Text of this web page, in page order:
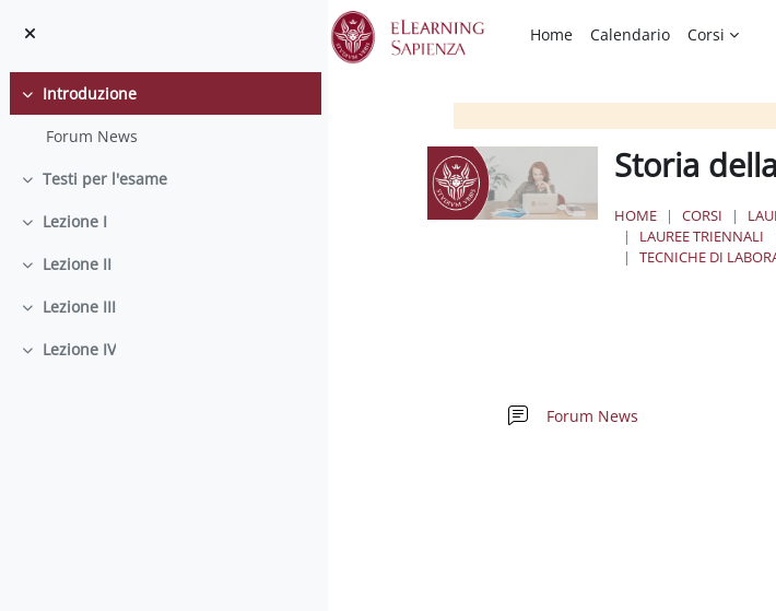
Home
Calendario Corsi
Minimizza
Introduzione
Forum News
Minimizza
Testi per l'esame
Minimizza
Lezione I
Minimizza
Lezione II
Minimizza
Lezione III
Minimizza
Lezione IV
Storia
HOME CORSI
LAUREE TRIENNALI
TECNICHE DI
Forum News